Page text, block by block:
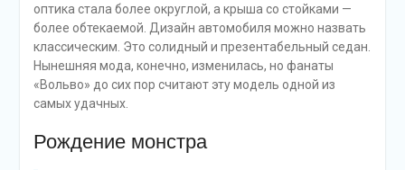
оптика стала более округлой, а крыша со стойками —
более обтекаемой. Дизайн автомобиля можно назвать
классическим. Это солидный и презентабельный седан.
Нынешняя мода, конечно, изменилась, но фанаты
«Вольво» до сих пор считают эту модель одной из
самых удачных.
Рождение монстра